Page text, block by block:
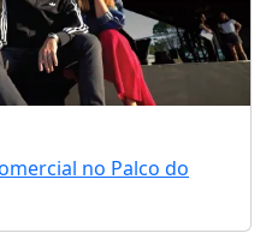
no Palco do